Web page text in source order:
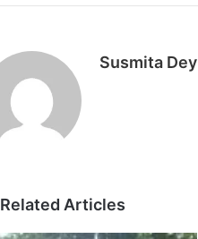
Susmita Dey
Related Articles